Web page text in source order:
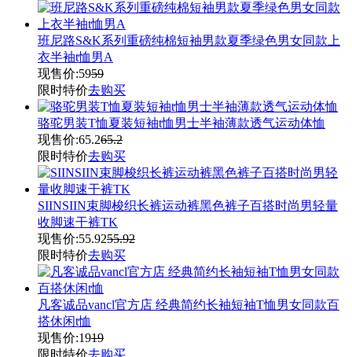
班尼路S&K系列重磅纯棉短袖男款夏季绿色男女同款上
衣半袖t恤男A
现售价:5959
限时特价去购买
骆驼男装T恤夏装短袖t恤男士半袖薄款透气运动体恤
现售价:65.265.2
限时特价去购买
SIINSIIN束脚梭织长裤运动裤黑色裤子百搭时尚男轻量
收脚速干裤TK
现售价:55.9255.92
限时特价去购买
凡客诚品vancl官方店 经典简约长袖短袖T恤男女同款百
搭休闲t恤
现售价:1919